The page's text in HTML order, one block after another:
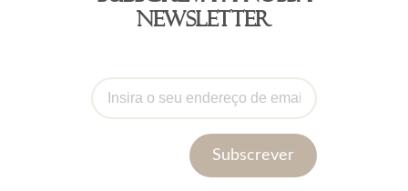
newsletter
Subscrever